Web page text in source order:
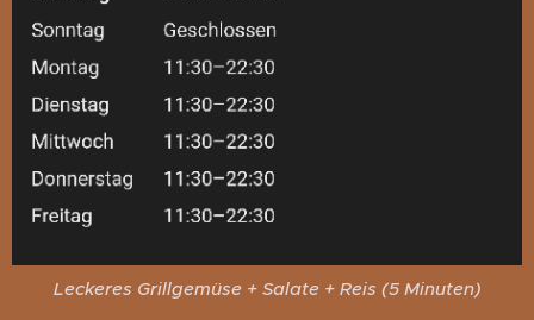
Leckeres Grillgemüse + Salate + Reis (5 Minuten)